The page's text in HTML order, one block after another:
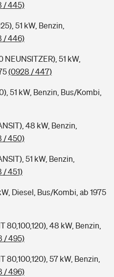
/ 445)
51 kW, Benzin,
/ 446)
NEUNSITZER), 51 kW,
(0928 / 447)
51 kW, Benzin, Bus/Kombi,
48 kW, Benzin,
/ 450)
51 kW, Benzin,
/ 451)
Diesel, Bus/Kombi, ab 1975
80,100,120), 48 kW, Benzin,
/ 495)
80,100,120), 57 kW, Benzin,
/ 496)